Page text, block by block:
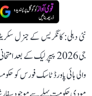
نئی دہلی: کانگریس کے جنرل
جی 2026 پیپر لیک کے
والی ہائی پاورڈ ٹاسک فورس کو